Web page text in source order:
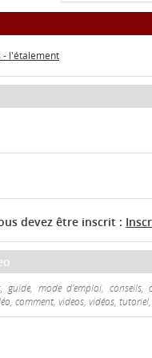
- l'étalement
devez être inscrit :
mode d'emploi, conseils,
comment, videos, vidéos,